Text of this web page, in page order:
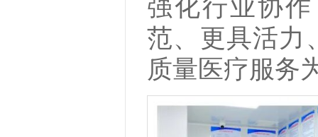
强化行业协
范、更具活力
质量医疗服务